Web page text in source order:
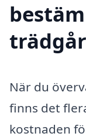
När du
finns det
kostnaden